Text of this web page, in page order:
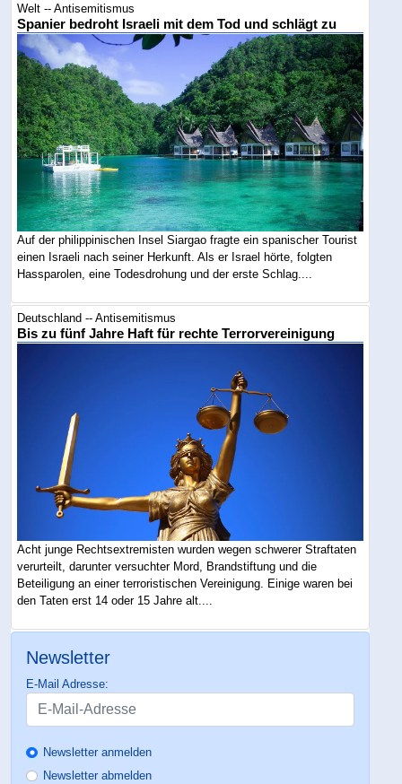
Welt -- Antisemitismus
Spanier bedroht Israeli mit dem Tod und schlägt zu
Auf der philippinischen Insel Siargao fragte ein spanischer Tourist
einen Israeli nach seiner Herkunft. Als er Israel hörte, folgten
Hassparolen, eine Todesdrohung und der erste Schlag....
Deutschland -- Antisemitismus
Bis zu fünf Jahre Haft für rechte Terrorvereinigung
Acht junge Rechtsextremisten wurden wegen schwerer Straftaten
verurteilt, darunter versuchter Mord, Brandstiftung und die
Beteiligung an einer terroristischen Vereinigung. Einige waren bei
den Taten erst 14 oder 15 Jahre alt....
Newsletter
E-Mail Adresse:
Newsletter anmelden
Newsletter abmelden